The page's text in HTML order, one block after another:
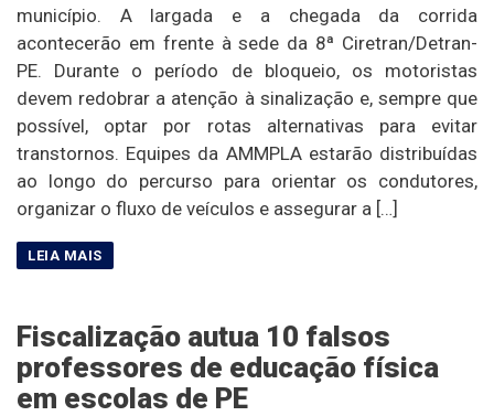
município. A largada e a chegada da corrida
acontecerão em frente à sede da 8ª Ciretran/Detran-
PE. Durante o período de bloqueio, os motoristas
devem redobrar a atenção à sinalização e, sempre que
possível, optar por rotas alternativas para evitar
transtornos. Equipes da AMMPLA estarão distribuídas
ao longo do percurso para orientar os condutores,
organizar o fluxo de veículos e assegurar a […]
Fiscalização autua 10 falsos
professores de educação física
em escolas de PE